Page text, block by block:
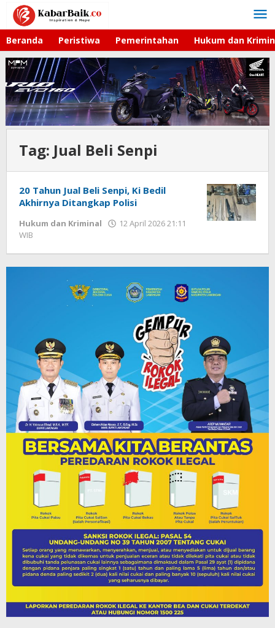
Lewati
konten
Beranda Peristiwa Pemerintahan Hukum dan
Tag: Jual Beli Senpi
20 Tahun Jual Beli Senpi, Ki Bedil
Akhirnya Ditangkap Polisi
Hukum dan Kriminal
12 April 2026 21:11
WIB